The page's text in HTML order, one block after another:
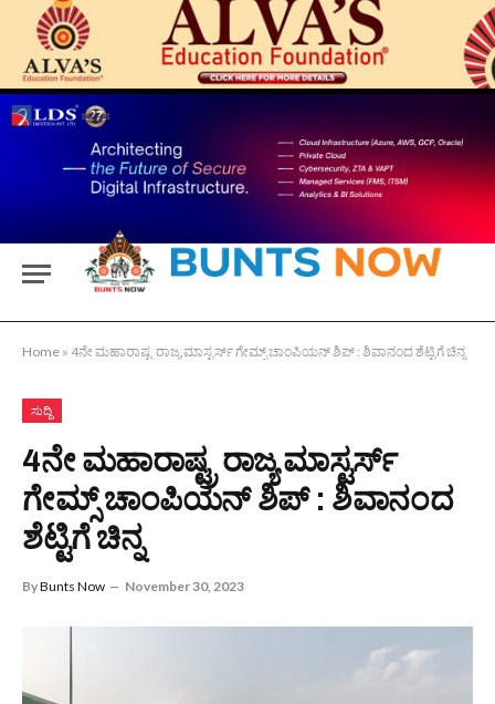
Home » 4ನೇ ಮಹಾರಾಷ್ಟ್ರ ರಾಜ್ಯ ಮಾಸ್ಟರ್ಸ್ ಗೇಮ್ಸ್ ಚಾಂಪಿಯನ್ ಶಿಪ್ : ಶಿವಾನಂದ ಶೆಟ್ಟಿಗೆ ಚಿನ್ನ
ಸುದ್ದಿ
4ನೇ ಮಹಾರಾಷ್ಟ್ರ ರಾಜ್ಯ ಮಾಸ್ಟರ್ಸ್
ಗೇಮ್ಸ್ ಚಾಂಪಿಯನ್ ಶಿಪ್ : ಶಿವಾನಂದ
ಶೆಟ್ಟಿಗೆ ಚಿನ್ನ
ByBunts Now November 30, 2023